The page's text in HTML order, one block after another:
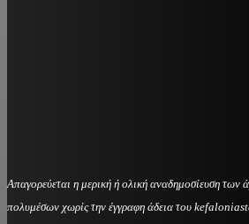
Απαγορεύεται η μερική ή ολική αναδημοσίευση των
πολυμέσων χωρίς την έγγραφη άδεια του